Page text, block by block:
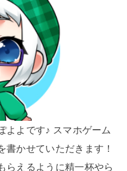
よよです♪ スマホゲーム
書かせていただきます！
らえるように精一杯やら